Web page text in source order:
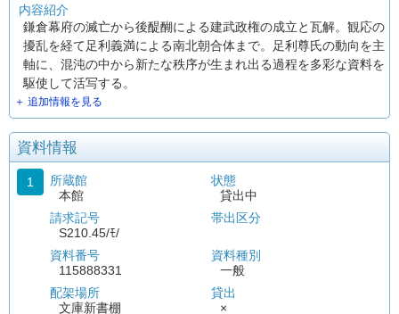
内容紹介
鎌倉幕府の滅亡から後醍醐による建武政権の成立と瓦解。観応の
擾乱を経て足利義満による南北朝合体まで。足利尊氏の動向を主
軸に、混沌の中から新たな秩序が生まれ出る過程を多彩な資料を
駆使して活写する。
＋ 追加情報を見る
資料情報
1
所蔵館
本館
請求記号
S210.45/ﾓ/
資料番号
115888331
配架場所
文庫新書棚
状態
貸出中
帯出区分
資料種別
一般
貸出
×